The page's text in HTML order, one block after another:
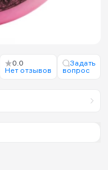
0.0
Нет отзывов
Задать
вопрос